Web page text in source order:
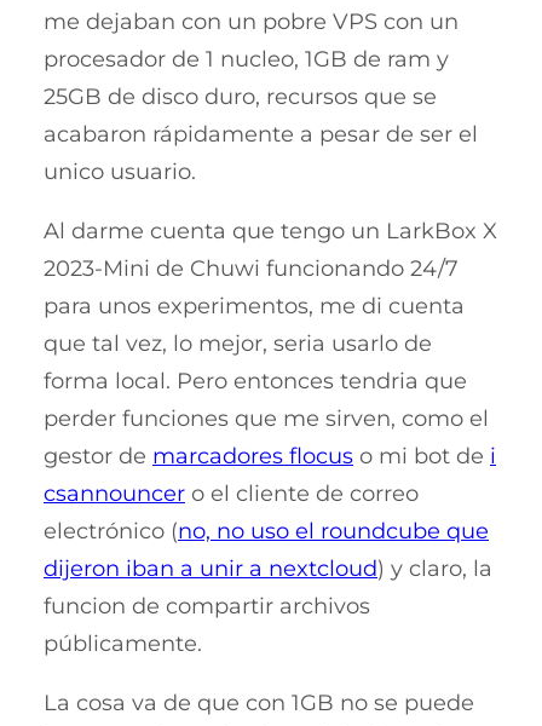
me dejaban con un pobre VPS con un
procesador de 1 nucleo, 1GB de ram y
25GB de disco duro, recursos que se
acabaron rápidamente a pesar de ser el
unico usuario.
Al darme cuenta que tengo un LarkBox X
2023-Mini de Chuwi funcionando 24/7
para unos experimentos, me di cuenta
que tal vez, lo mejor, seria usarlo de
forma local. Pero entonces tendria que
perder funciones que me sirven, como el
gestor de marcadores flocus o mi bot de i
csannouncer o el cliente de correo
electrónico (no, no uso el roundcube que
dijeron iban a unir a nextcloud) y claro, la
funcion de compartir archivos
públicamente.
La cosa va de que con 1GB no se puede